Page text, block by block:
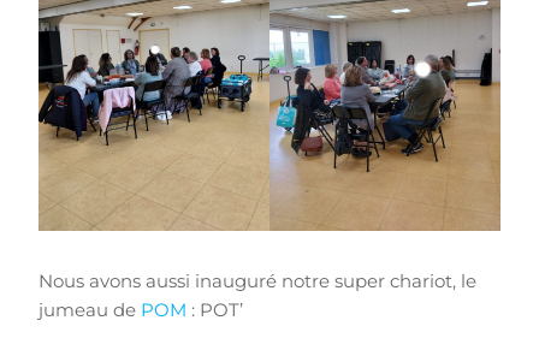
Nous avons aussi inauguré notre super chariot, le
jumeau de POM : POT’